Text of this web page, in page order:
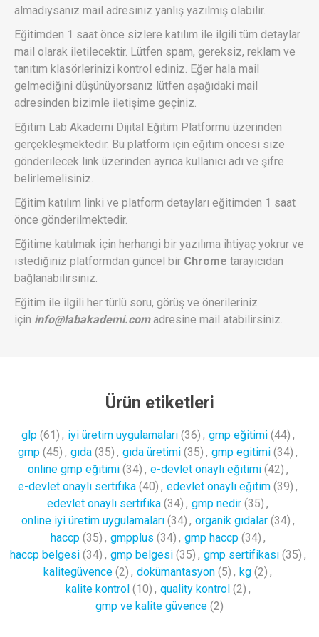
almadıysanız mail adresiniz yanlış yazılmış olabilir.
Eğitimden 1 saat önce sizlere katılım ile ilgili tüm detaylar
mail olarak iletilecektir. Lütfen spam, gereksiz, reklam ve
tanıtım klasörlerinizi kontrol ediniz. Eğer hala mail
gelmediğini düşünüyorsanız lütfen aşağıdaki mail
adresinden bizimle iletişime geçiniz.
Eğitim Lab Akademi Dijital Eğitim Platformu üzerinden
gerçekleşmektedir. Bu platform için eğitim öncesi size
gönderilecek link üzerinden ayrıca kullanıcı adı ve şifre
belirlemelisiniz.
Eğitim katılım linki ve platform detayları eğitimden 1 saat
önce gönderilmektedir.
Eğitime katılmak için herhangi bir yazılıma ihtiyaç yokrur ve
istediğiniz platformdan güncel bir Chrome tarayıcıdan
bağlanabilirsiniz.
Eğitim ile ilgili her türlü soru, görüş ve önerileriniz
için info@labakademi.comadresine mail atabilirsiniz.
Ürün etiketleri
glp (61) , iyi üretim uygulamaları (36) , gmp eğitimi (44) ,
gmp (45) , gıda (35) , gıda üretimi (35) , gmp egitimi (34) ,
online gmp eğitimi (34) , e-devlet onaylı eğitimi (42) ,
e-devlet onaylı sertifika (40) , edevlet onaylı eğitim (39) ,
edevlet onaylı sertifika (34) , gmp nedir (35) ,
online iyi üretim uygulamaları (34) , organik gıdalar (34) ,
haccp (35) , gmpplus (34) , gmp haccp (34) ,
haccp belgesi (34) , gmp belgesi (35) , gmp sertifikası (35) ,
kalitegüvence (2) , dokümantasyon (5) , kg (2) ,
kalite kontrol (10) , quality kontrol (2) ,
gmp ve kalite güvence (2)